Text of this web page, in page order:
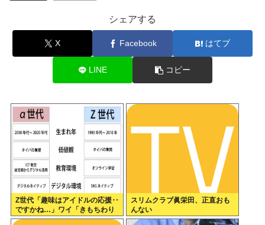
シェアする
X Facebook はてブ
LINE コピー
Z世代「趣味はアイドルの応援‥
ですかね…」ワイ「きもちわり
ーwww」
スリムクラブ眞栄田、正直おも
んない